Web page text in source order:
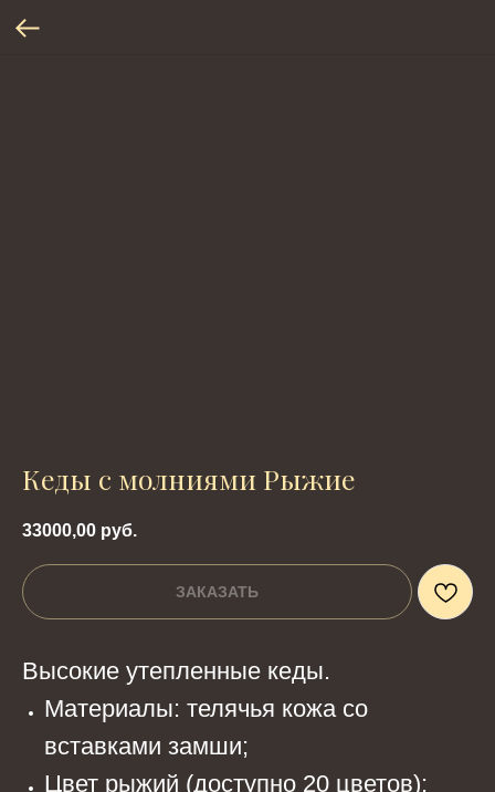
Кеды с молниями Рыжие
33000,00 руб.
ЗАКАЗАТЬ
Высокие утепленные кеды.
Материалы: телячья кожа со
вставками замши;
Цвет рыжий (доступно 20 цветов);